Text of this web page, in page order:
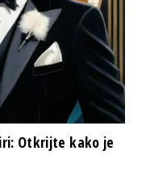
Otkrijte kako je